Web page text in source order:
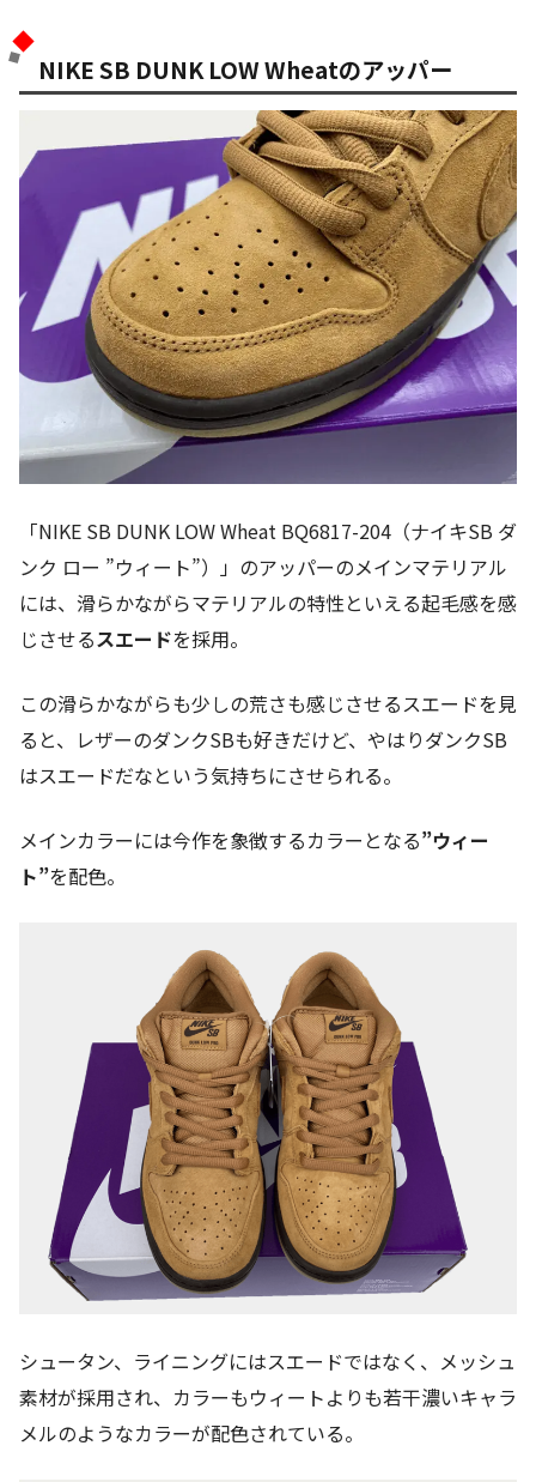
NIKE SB DUNK LOW Wheatのアッパー
「NIKE SB DUNK LOW Wheat BQ6817-204（ナイキSB ダ
ンク ロー ”ウィート”）」のアッパーのメインマテリアル
には、滑らかながらマテリアルの特性といえる起毛感を感
じさせるスエードを採用。
この滑らかながらも少しの荒さも感じさせるスエードを見
ると、レザーのダンクSBも好きだけど、やはりダンクSB
はスエードだなという気持ちにさせられる。
メインカラーには今作を象徴するカラーとなる”ウィー
ト”を配色。
シュータン、ライニングにはスエードではなく、メッシュ
素材が採用され、カラーもウィートよりも若干濃いキャラ
メルのようなカラーが配色されている。